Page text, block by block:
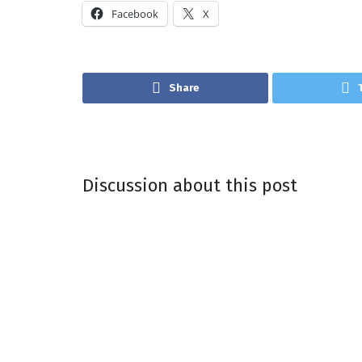
Facebook X
Share
Discussion about this post